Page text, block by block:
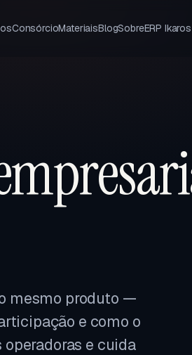
ConsórcioMateriaisBlogSobreERP Ikaros
mesmo produto —
e como o
operadoras e cuida